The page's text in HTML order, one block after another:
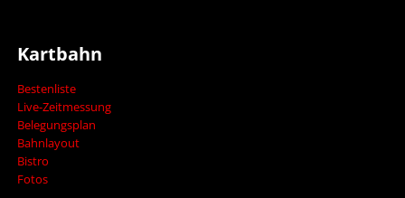
Kartbahn
Bestenliste
Live-Zeitmessung
Belegungsplan
Bahnlayout
Bistro
Fotos